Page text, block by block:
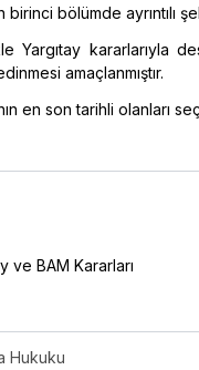
birinci bölümde ayrıntılı
kararlarıyla
amaçlanmıştır.
en son tarihli olanları
ve BAM Kararları
Hukuku